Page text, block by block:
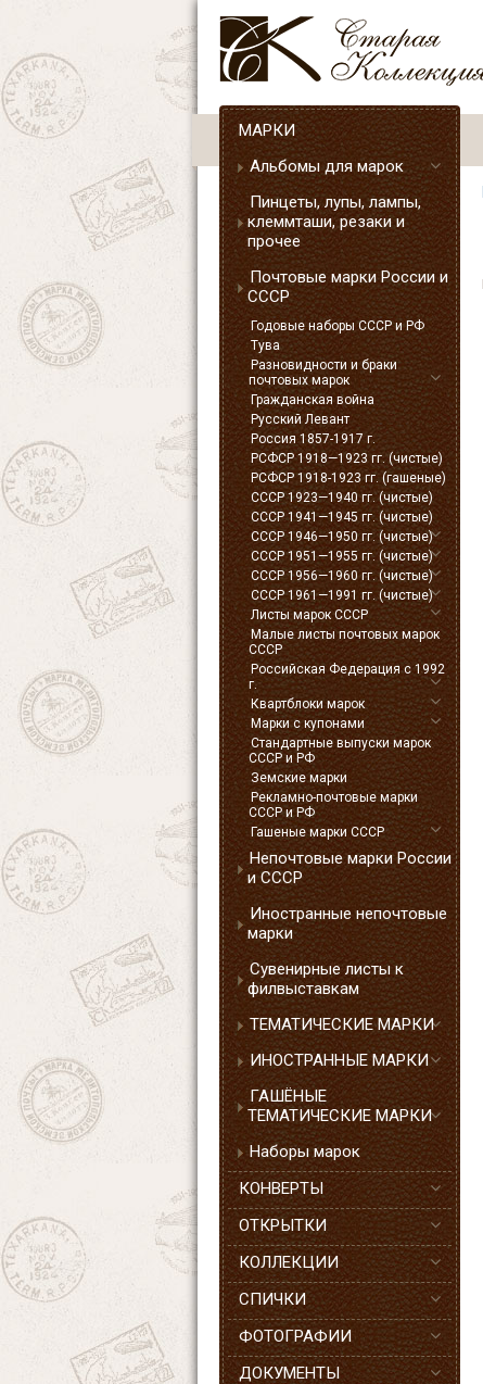
МАРКИ
Альбомы для марок
Пинцеты, лупы, лампы,
клеммташи, резаки и
прочее
Почтовые марки России и
СССР
Годовые наборы СССР и РФ
Тува
Разновидности и браки
почтовых марок
Гражданская война
Русский Левант
Россия 1857-1917 г.
РСФСР 1918—1923 гг. (чистые)
РСФСР 1918-1923 гг. (гашеные)
СССР 1923—1940 гг. (чистые)
СССР 1941—1945 гг. (чистые)
СССР 1946—1950 гг. (чистые)
СССР 1951—1955 гг. (чистые)
СССР 1956—1960 гг. (чистые)
СССР 1961—1991 гг. (чистые)
Листы марок СССР
Малые листы почтовых марок
СССР
Российская Федерация с 1992
г.
Квартблоки марок
Марки с купонами
Стандартные выпуски марок
СССР и РФ
Земские марки
Рекламно-почтовые марки
СССР и РФ
Гашеные марки СССР
Непочтовые марки России
и СССР
Иностранные непочтовые
марки
Сувенирные листы к
филвыставкам
ТЕМАТИЧЕСКИЕ МАРКИ
ИНОСТРАННЫЕ МАРКИ
ГАШЁНЫЕ
ТЕМАТИЧЕСКИЕ МАРКИ
Наборы марок
КОНВЕРТЫ
ОТКРЫТКИ
КОЛЛЕКЦИИ
СПИЧКИ
ФОТОГРАФИИ
ДОКУМЕНТЫ